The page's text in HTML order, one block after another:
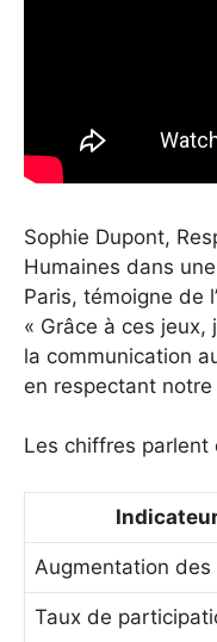
Sophie Dupont,
Humaines dans
Paris, témoigne de
« Grâce à ces jeux,
la communication
en respectant
Les chiffres parlent
Augmentation des
Taux de